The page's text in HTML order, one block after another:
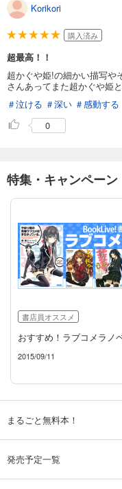
Korikori
購入済み
超最高！！
超かぐや姫!の細かい描写や
さんあってまた超かぐや姫
＃泣ける ＃深い ＃感動する
0
特集・キャンペーン
書店員オススメ
おすすめ！ラブコメラノ
2015/09/11
まるごと無料本！
発売予定一覧